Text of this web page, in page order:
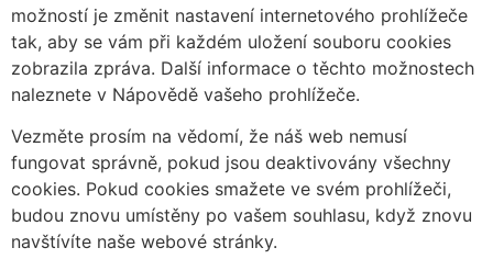
možností je změnit nastavení internetového prohlížeče
tak, aby se vám při každém uložení souboru cookies
zobrazila zpráva. Další informace o těchto možnostech
naleznete v Nápovědě vašeho prohlížeče.
Vezměte prosím na vědomí, že náš web nemusí
fungovat správně, pokud jsou deaktivovány všechny
cookies. Pokud cookies smažete ve svém prohlížeči,
budou znovu umístěny po vašem souhlasu, když znovu
navštívíte naše webové stránky.